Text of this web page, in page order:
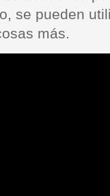
se pueden
más.